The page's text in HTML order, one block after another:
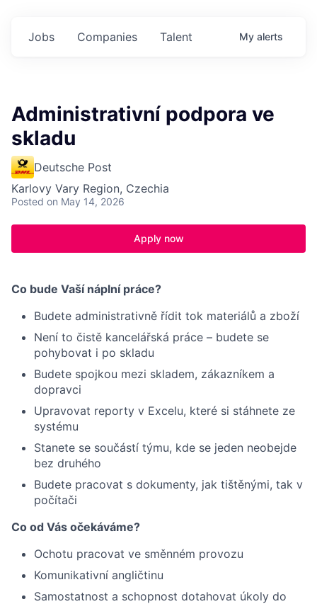
Jobs Companies Talent My alerts
Administrativní podpora ve
skladu
Deutsche Post
Karlovy Vary Region, Czechia
Posted on May 14, 2026
Apply now
Co bude Vaší náplní práce?
Budete administrativně řídit tok materiálů a zboží
Není to čistě kancelářská práce – budete se
pohybovat i po skladu
Budete spojkou mezi skladem, zákazníkem a
dopravci
Upravovat reporty v Excelu, které si stáhnete ze
systému
Stanete se součástí týmu, kde se jeden neobejde
bez druhého
Budete pracovat s dokumenty, jak tištěnými, tak v
počítači
Co od Vás očekáváme?
Ochotu pracovat ve směnném provozu
Komunikativní angličtinu
Samostatnost a schopnost dotahovat úkoly do